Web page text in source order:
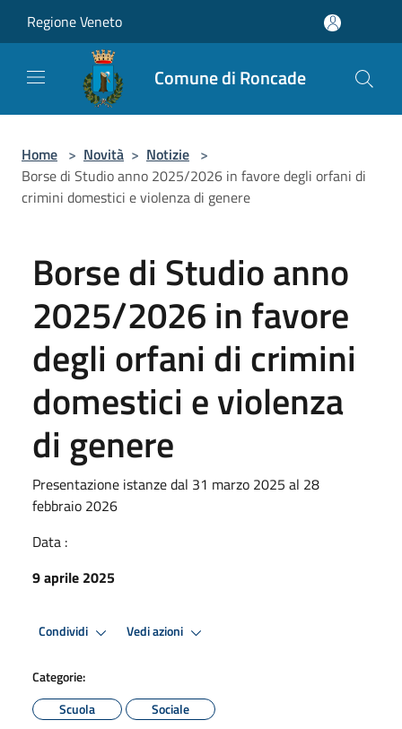
Regione Veneto
Comune di Roncade
Home > Novità > Notizie >
Borse di Studio anno 2025/2026 in favore degli orfani di
crimini domestici e violenza di genere
Borse di Studio anno
2025/2026 in favore
degli orfani di crimini
domestici e violenza
di genere
Presentazione istanze dal 31 marzo 2025 al 28
febbraio 2026
Data :
9 aprile 2025
Condividi Vedi azioni
Categorie:
Scuola
Sociale